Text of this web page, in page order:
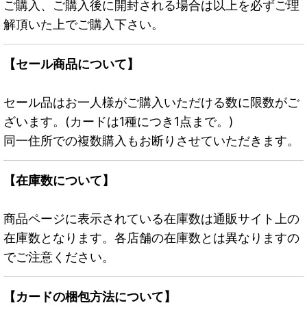
ご購入、ご購入後に開封される場合は以上を必ずご理
解頂いた上でご購入下さい。
【セール商品について】
セール品はお一人様がご購入いただける数に限数がご
ざいます。(カードは1種につき1点まで。)
同一住所での複数購入もお断りさせていただきます。
【在庫数について】
商品ページに表示されている在庫数は通販サイト上の
在庫数となります。各店舗の在庫数とは異なりますの
でご注意ください。
【カードの梱包方法について】